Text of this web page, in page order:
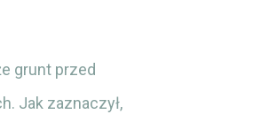
grunt przed
Jak zaznaczył,